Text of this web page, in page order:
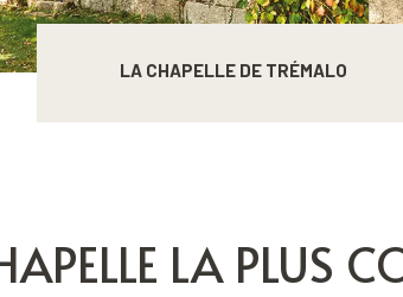
LA CHAPELLE DE TRÉMALO
LA PLUS